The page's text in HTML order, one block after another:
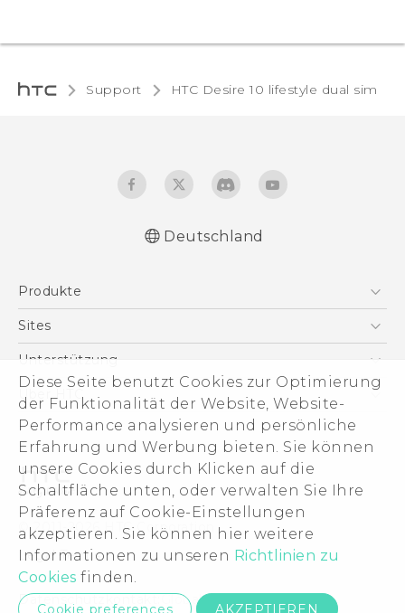
Diese Seite benutzt Cookies zur Optimierung
der Funktionalität der Website, Website-
Performance analysieren und persönliche
Erfahrung und Werbung bieten. Sie können
unsere Cookies durch Klicken auf die
Schaltfläche unten, oder verwalten Sie Ihre
Präferenz auf Cookie-Einstellungen
akzeptieren. Sie können hier weitere
Informationen zu unseren Richtlinien zu
Cookies finden.
Cookie preferences AKZEPTIEREN
Support HTC Desire 10 lifestyle dual sim‎
behördliche Bestimmungen
English - Quick start guide
English - User manual
English - Safety and regulatory guide
Deutschland
Produkte
Smartphones
VIVE
Zubehör
Sites
HTC Dev
HTC Vive
Unterstützung
Unterstützung
eCommerce Support
Über HTC
ESG
Impressum
Investor
Cookie Preferences
Offene Stellen
Security and Privacy Whitepaper
© 2011-2026 HTC Corporation
Legal Terms
Datenschutzkontakt: Global-Privacy@htc.com